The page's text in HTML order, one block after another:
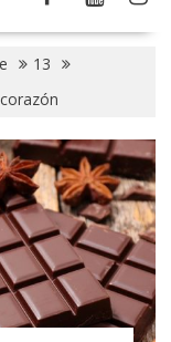
13